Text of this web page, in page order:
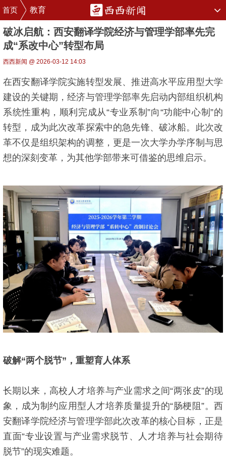
首页 教育
破冰启航：西安翻译学院经济与管理学部率先完
成“系改中心”转型布局
西西新闻 @ 2026-03-12 14:03
在西安翻译学院实施转型发展、推进高水平应用型大学
建设的关键期，经济与管理学部率先启动内部组织机构
系统性重构，顺利完成从“专业系制”向“功能中心制”的
转型，成为此次改革探索中的急先锋、破冰船。此次改
革不仅是组织架构的调整，更是一次大学办学序制与思
想的深刻变革，为其他学部带来可借鉴的思维启示。
破解“两个脱节”，重塑育人体系
长期以来，高校人才培养与产业需求之间“两张皮”的现
象，成为制约应用型人才培养质量提升的“肠梗阻”。西
安翻译学院经济与管理学部此次改革的核心目标，正是
直面“专业设置与产业需求脱节、人才培养与社会期待
脱节”的现实难题。